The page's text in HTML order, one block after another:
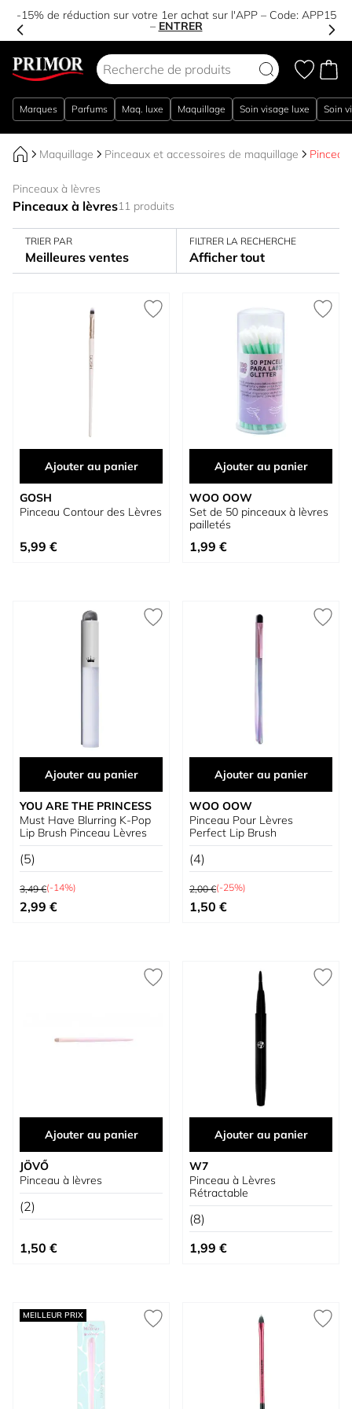
-15% de réduction sur votre 1er achat sur l'APP – Code: APP15
– ENTRER
Marques Parfums Maq. luxe Maquillage Soin visage luxe Soin
Maquillage Pinceaux et accessoires de maquillage
Pinceaux à lèvres
Pinceaux à lèvres11 produits
TRIER PAR
Meilleures ventes
FILTRER LA RECHERCHE
Afficher tout
Ajouter au panier
GOSH
Pinceau Contour des Lèvres
5,99 €
Ajouter au panier
WOO OOW
Set de 50 pinceaux à lèvres
pailletés
1,99 €
Ajouter au panier
YOU ARE THE PRINCESS
Must Have Blurring K-Pop
Lip Brush Pinceau Lèvres
(5)
Prix normal
3,49 €(-14%)
Prix spécial
2,99 €
Ajouter au panier
WOO OOW
Pinceau Pour Lèvres
Perfect Lip Brush
(4)
Prix normal
2,00 €(-25%)
Prix spécial
1,50 €
Ajouter au panier
JÖVŐ
Pinceau à lèvres
(2)
1,50 €
Ajouter au panier
W7
Pinceau à Lèvres
Rétractable
(8)
1,99 €
MEILLEUR PRIX